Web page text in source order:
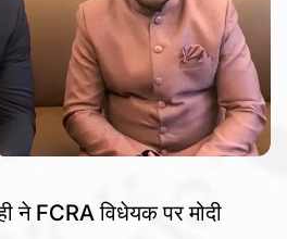
ने FCRA विधेयक पर मोदी